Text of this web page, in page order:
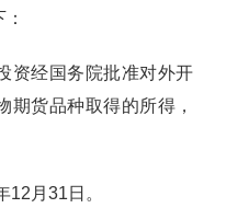
资经国务院批准对外开
期货品种取得的所得，
12月31日。